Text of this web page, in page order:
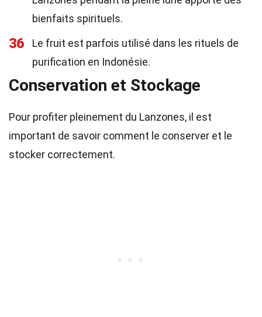
bienfaits spirituels.
36
Le fruit est parfois utilisé dans les rituels de
purification en Indonésie.
Conservation et Stockage
Pour profiter pleinement du Lanzones, il est
important de savoir comment le conserver et le
stocker correctement.